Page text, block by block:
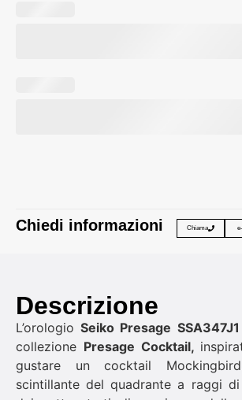
Chiedi informazioni Chiama
Descrizione
L’orologioSeiko Presage SSA347J1
collezione Presage Cocktail,
gustare un cocktail
scintillante del quadrante a raggi